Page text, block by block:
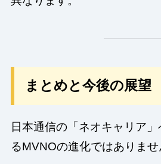
まとめと今後の展望
日本通信の「ネオキャリア
るMVNOの進化ではありませ